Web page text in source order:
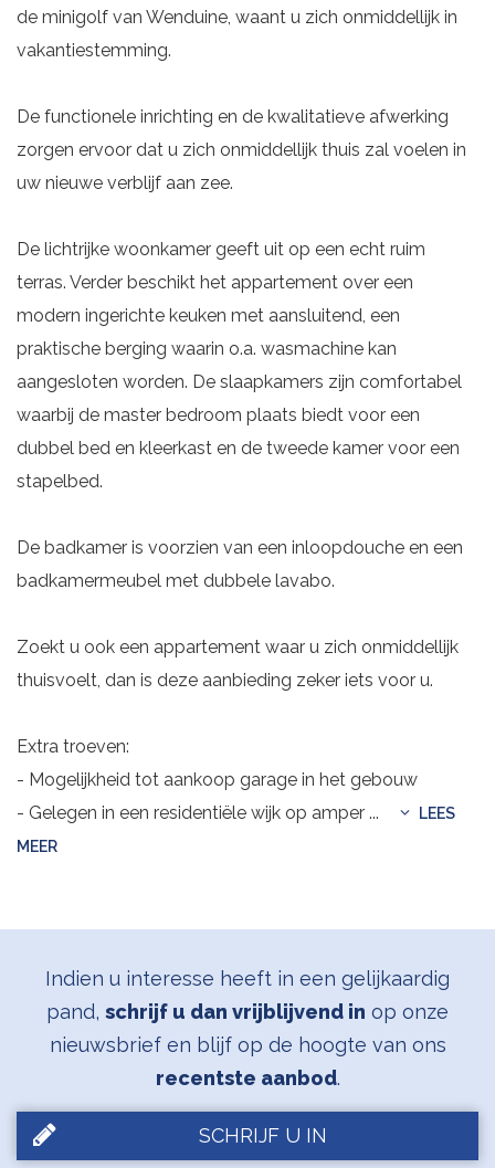
de minigolf van Wenduine, waant u zich onmiddellijk in
vakantiestemming.
De functionele inrichting en de kwalitatieve afwerking
zorgen ervoor dat u zich onmiddellijk thuis zal voelen in
uw nieuwe verblijf aan zee.
De lichtrijke woonkamer geeft uit op een echt ruim
terras. Verder beschikt het appartement over een
modern ingerichte keuken met aansluitend, een
praktische berging waarin o.a. wasmachine kan
aangesloten worden. De slaapkamers zijn comfortabel
waarbij de master bedroom plaats biedt voor een
dubbel bed en kleerkast en de tweede kamer voor een
stapelbed.
De badkamer is voorzien van een inloopdouche en een
badkamermeubel met dubbele lavabo.
Zoekt u ook een appartement waar u zich onmiddellijk
thuisvoelt, dan is deze aanbieding zeker iets voor u.
Extra troeven:
- Mogelijkheid tot aankoop garage in het gebouw
- Gelegen in een residentiële wijk op amper ...
LEES
MEER
Indien u interesse heeft in een gelijkaardig
pand, schrijf u dan vrijblijvend in op onze
nieuwsbrief en blijf op de hoogte van ons
recentste aanbod.
SCHRIJF U IN